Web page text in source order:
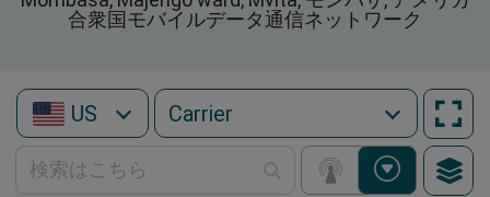
合衆国モバイルデータ通信ネットワーク
US